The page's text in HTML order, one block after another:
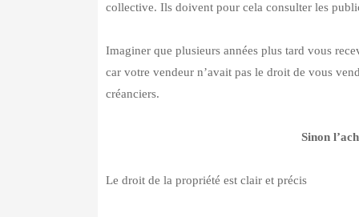
collective. Ils doivent pour cela consulter les
Imaginer que plusieurs années plus tard vous
car votre vendeur n’avait pas le droit de vous
créanciers.
Sinon
Le droit de la propriété est clair et précis